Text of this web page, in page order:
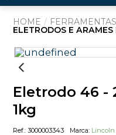
ELETRODOS E
Eletrodo 46 -
1kg
3000003343 Lincoln